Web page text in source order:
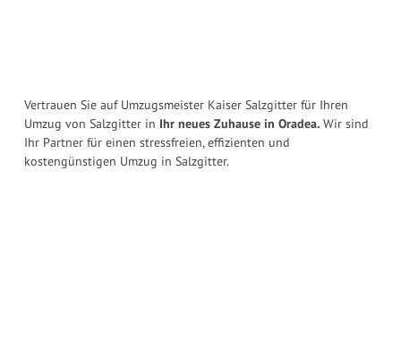
Vertrauen Sie auf Umzugsmeister Kaiser Salzgitter für Ihren
Umzug von Salzgitter in Ihr neues Zuhause in Oradea. Wir sind
Ihr Partner für einen stressfreien, effizienten und
kostengünstigen Umzug in Salzgitter.